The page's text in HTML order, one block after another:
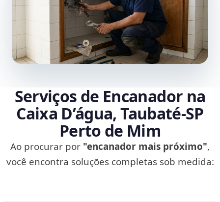
Serviços de Encanador na
Caixa D’água, Taubaté‑SP
Perto de Mim
Ao procurar por "encanador mais próximo",
você encontra soluções completas sob medida: